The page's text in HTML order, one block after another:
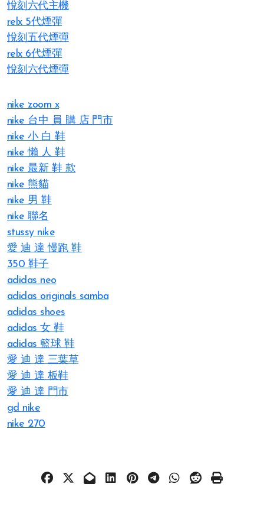
悅刻六代主機
relx 5代煙彈
悅刻五代煙彈
relx 6代煙彈
悅刻六代煙彈
nike zoom x
nike 台中 員 購 店 門市
nike 小 白 鞋
nike 懶 人 鞋
nike 最新 鞋 款
nike 熊貓
nike 男 鞋
nike 聯名
stussy nike
愛 迪 達 慢跑 鞋
350 鞋子
adidas neo
adidas originals samba
adidas shoes
adidas 女 鞋
adidas 籃球 鞋
愛 迪 達 三葉草
愛 迪 達 板鞋
愛 迪 達 門市
gd nike
nike 270